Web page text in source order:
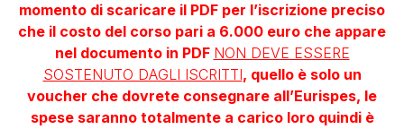
momento di scaricare il PDF per l’iscrizione preciso
che il costo del corso pari a 6.000 euro che appare
nel documento in PDF NON DEVE ESSERE
SOSTENUTO DAGLI ISCRITTI, quello è solo un
voucher che dovrete consegnare all’Eurispes, le
spese saranno totalmente a carico loro quindi è